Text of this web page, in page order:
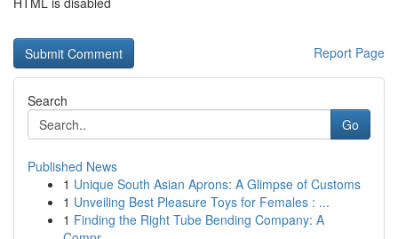
Report Page
Search
Go
Published News
1 Unique South Asian Aprons: A Glimpse of Customs
1 Unveiling Best Pleasure Toys for Females : ...
1 Finding the Right Tube Bending Company: A